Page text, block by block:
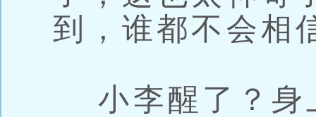
到，谁都不会相
小李醒了？身